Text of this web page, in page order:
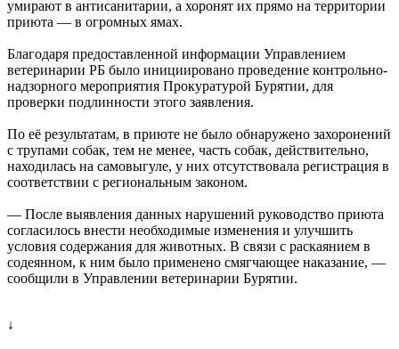
умирают в антисанитарии, а хоронят их прямо на территории
приюта — в огромных ямах.
Благодаря предоставленной информации Управлением
ветеринарии РБ было инициировано проведение контрольно-
надзорного мероприятия Прокуратурой Бурятии, для
проверки подлинности этого заявления.
По её результатам, в приюте не было обнаружено захоронений
с трупами собак, тем не менее, часть собак, действительно,
находилась на самовыгуле, у них отсутствовала регистрация в
соответствии с региональным законом.
— После выявления данных нарушений руководство приюта
согласилось внести необходимые изменения и улучшить
условия содержания для животных. В связи с раскаянием в
содеянном, к ним было применено смягчающее наказание, —
сообщили в Управлении ветеринарии Бурятии.
↓